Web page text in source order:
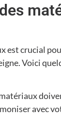
est crucial
Voici
avec